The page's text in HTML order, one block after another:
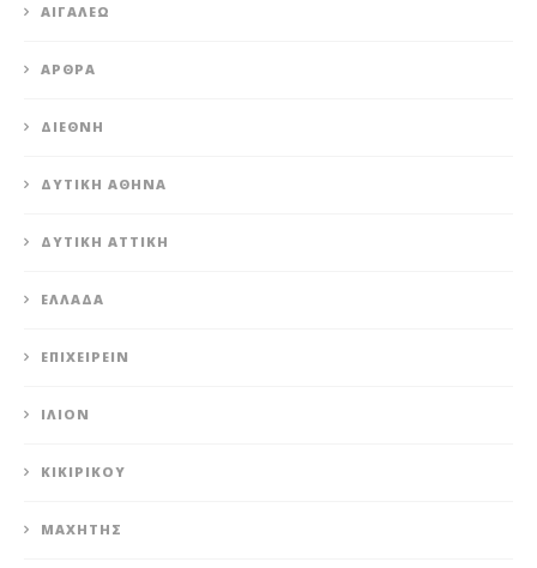
ΑΙΓΆΛΕΩ
ΆΡΘΡΑ
ΔΙΕΘΝΉ
ΔΥΤΙΚΉ ΑΘΉΝΑ
ΔΥΤΙΚΉ ΑΤΤΙΚΉ
ΕΛΛΆΔΑ
ΕΠΙΧΕΙΡΕΊΝ
ΊΛΙΟΝ
ΚΙΚΙΡΙΚΟΥ
ΜΑΧΗΤΗΣ